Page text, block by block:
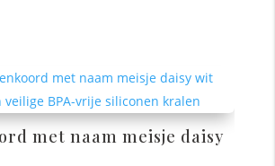
met naam meisje daisy